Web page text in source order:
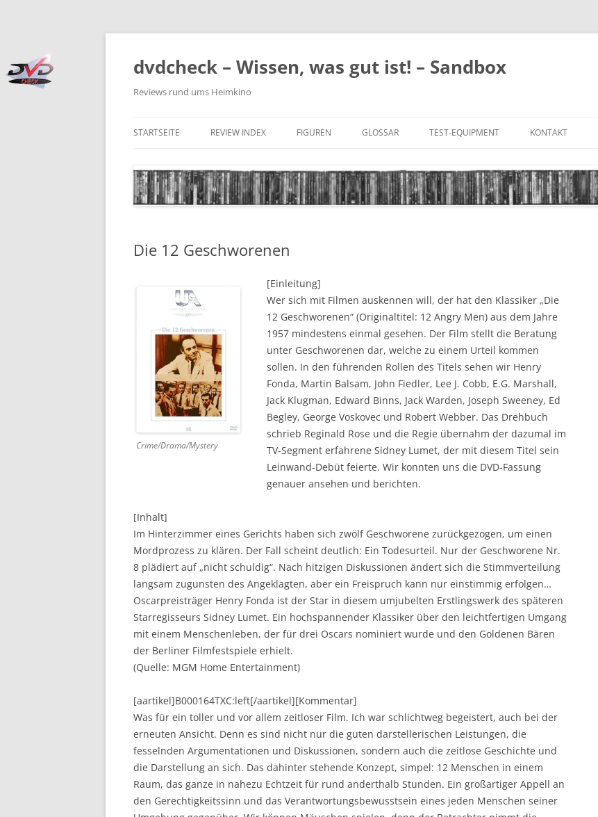
Zum
springen
dvdcheck – Wissen, was gut ist! – Sandbox
Reviews rund ums Heimkino
STARTSEITE REVIEW INDEX
4K BLU-RAY DISC
DOWNLOAD
DVD (CODE 1)
CINEMA
GAMES
HD-DVD
SONSTIGES
FIGUREN GLOSSAR
BILD & TON
TEST-EQUIPMENT KONTAKT
IMPRESSUM
Die 12 Geschworenen
Crime/Drama/Mystery
[Einleitung]
Wer sich mit Filmen auskennen will, der hat den Klassiker „Die
12 Geschworenen“ (Originaltitel: 12 Angry Men) aus dem Jahre
1957 mindestens einmal gesehen. Der Film stellt die Beratung
unter Geschworenen dar, welche zu einem Urteil kommen
sollen. In den führenden Rollen des Titels sehen wir Henry
Fonda, Martin Balsam, John Fiedler, Lee J. Cobb, E.G. Marshall,
Jack Klugman, Edward Binns, Jack Warden, Joseph Sweeney, Ed
Begley, George Voskovec und Robert Webber. Das Drehbuch
schrieb Reginald Rose und die Regie übernahm der dazumal im
TV-Segment erfahrene Sidney Lumet, der mit diesem Titel sein
Leinwand-Debüt feierte. Wir konnten uns die DVD-Fassung
genauer ansehen und berichten.
[Inhalt]
Im Hinterzimmer eines Gerichts haben sich zwölf Geschworene zurückgezogen, um einen
Mordprozess zu klären. Der Fall scheint deutlich: Ein Todesurteil. Nur der Geschworene Nr.
8 plädiert auf „nicht schuldig“. Nach hitzigen Diskussionen ändert sich die Stimmverteilung
langsam zugunsten des Angeklagten, aber ein Freispruch kann nur einstimmig erfolgen…
Oscarpreisträger Henry Fonda ist der Star in diesem umjubelten Erstlingswerk des späteren
Starregisseurs Sidney Lumet. Ein hochspannender Klassiker über den leichtfertigen Umgang
mit einem Menschenleben, der für drei Oscars nominiert wurde und den Goldenen Bären
der Berliner Filmfestspiele erhielt.
(Quelle: MGM Home Entertainment)
[aartikel]B000164TXC:left[/aartikel][Kommentar]
Was für ein toller und vor allem zeitloser Film. Ich war schlichtweg begeistert, auch bei der
erneuten Ansicht. Denn es sind nicht nur die guten darstellerischen Leistungen, die
fesselnden Argumentationen und Diskussionen, sondern auch die zeitlose Geschichte und
die Darstellung an sich. Das dahinter stehende Konzept, simpel: 12 Menschen in einem
Raum, das ganze in nahezu Echtzeit für rund anderthalb Stunden. Ein großartiger Appell an
den Gerechtigkeitssinn und das Verantwortungsbewusstsein eines jeden Menschen seiner